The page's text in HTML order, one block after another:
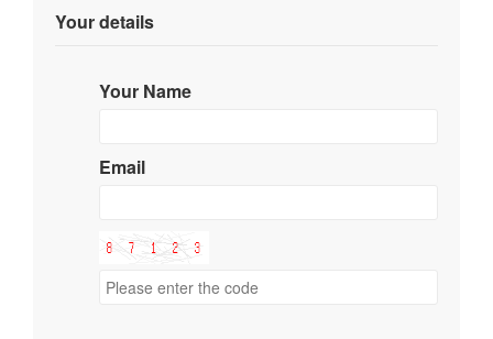
Your details
Your Name
Email